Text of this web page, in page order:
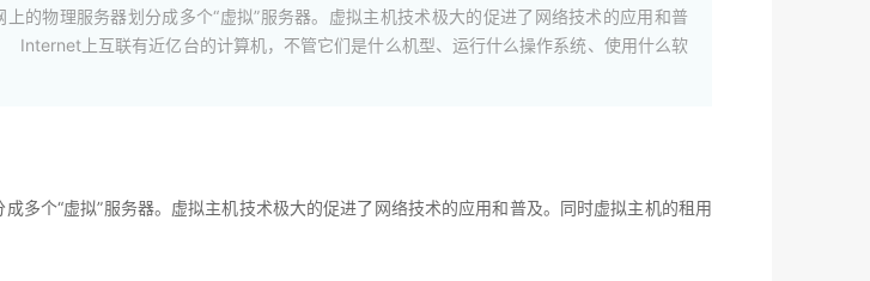
物理服务器划分成多个“虚拟”服务器。虚拟主机技术极大的促进了网络技术的应用和普
上互联有近亿台的计算机，不管它们是什么机型、运行什么操作系统、使用什么软
个“虚拟”服务器。虚拟主机技术极大的促进了网络技术的应用和普及。同时虚拟主机的租用